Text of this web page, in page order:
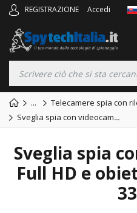
REGISTRAZIONE Accedi
... Telecamere spia con
Sveglia spia con videocam...
Sveglia spia
Full HD e